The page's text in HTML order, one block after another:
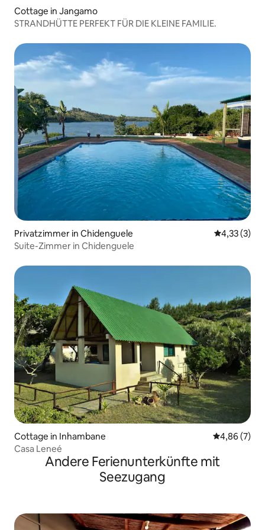
Cottage in Jangamo
STRANDHÜTTE PERFEKT FÜR DIE KLEINE FAMILIE.
Privatzimmer in Chidenguele
4,33 (3)
Suite-Zimmer in Chidenguele
Cottage in Inhambane
4,86 (7)
Casa Leneé
Andere Ferienunterkünfte mit
Seezugang